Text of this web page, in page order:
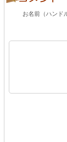
お名前（ハンド